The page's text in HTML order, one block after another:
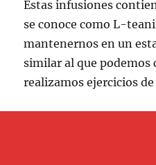
Estas infusiones
se conoce como L-
mantenernos en un
similar al que podemos
realizamos ejercicios